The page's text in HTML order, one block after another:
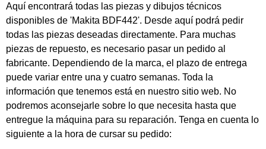
Aquí encontrará todas las piezas y dibujos técnicos
disponibles de 'Makita BDF442'. Desde aquí podrá pedir
todas las piezas deseadas directamente. Para muchas
piezas de repuesto, es necesario pasar un pedido al
fabricante. Dependiendo de la marca, el plazo de entrega
puede variar entre una y cuatro semanas. Toda la
información que tenemos está en nuestro sitio web. No
podremos aconsejarle sobre lo que necesita hasta que
entregue la máquina para su reparación. Tenga en cuenta lo
siguiente a la hora de cursar su pedido: